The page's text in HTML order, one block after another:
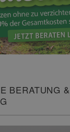
BERATUNG &